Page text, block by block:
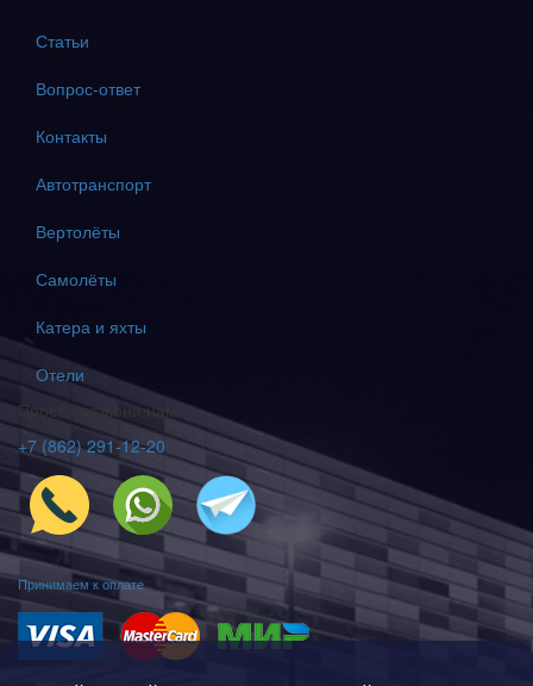
Вопрос-ответ
Контакты
Автотранспорт
Вертолёты
Самолёты
Катера и яхты
Отели
Просто позвони нам
+7 (862) 291-12-20
Принимаем к оплате
Политика конфиденциальности